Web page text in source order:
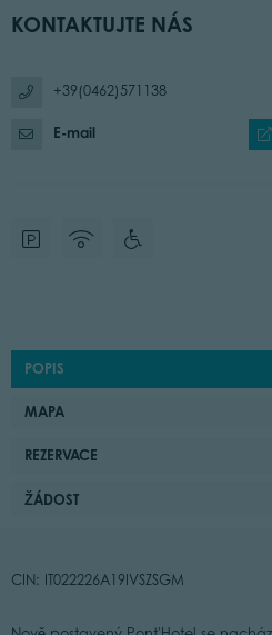
KONTAKTUJTE NÁS
+39(0462)571138
E-mail
POPIS
MAPA
REZERVACE
ŽÁDOST
CIN: IT022226A19IVSZSGM